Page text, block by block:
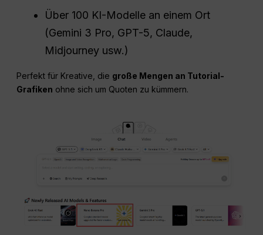
Über 100 KI-Modelle an einem Ort
(Gemini 3 Pro, GPT-5, Claude,
Midjourney usw.)
Perfekt für Kreative, die große Mengen an Tutorial-
Grafiken ohne sich um Quoten zu kümmern.